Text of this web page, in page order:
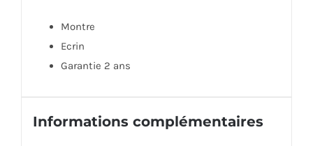
Montre
Ecrin
Garantie 2 ans
Informations complémentaires